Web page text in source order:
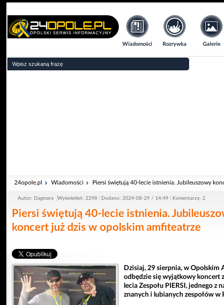
Wiadomości Rozrywka Galerie
24opole.pl Wiadomości Piersi świętują 40-lecie istnienia. Jubileuszowy
Autor: Dagmara Wyświetleń: 2298 Dodano: 2024-08-29 / 14:49 Komentarzy: 2
Piersi świętują 40-lecie istnienia.
koncert już dzis w opolskim amfiteatrze
Dzisiaj, 29 sierpnia, w Opolskim
odbędzie się wyjątkowy koncert
lecia Zespołu PIERSI, jednego z
znanych i lubianych zespołów w